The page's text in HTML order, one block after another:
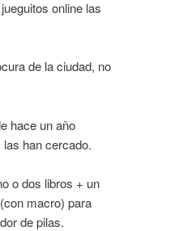
online las
de la ciudad, no
hace un año
han cercado.
o dos libros + un
macro) para
de pilas.